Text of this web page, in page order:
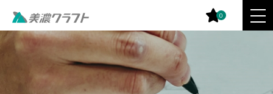
0